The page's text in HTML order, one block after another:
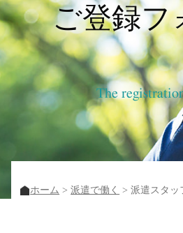
ご登録フ
The
ホーム 派遣で働く 派遣スタッ